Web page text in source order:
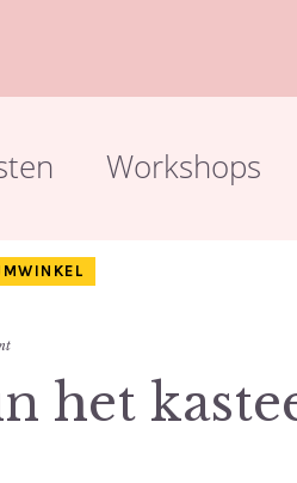
Workshops
het